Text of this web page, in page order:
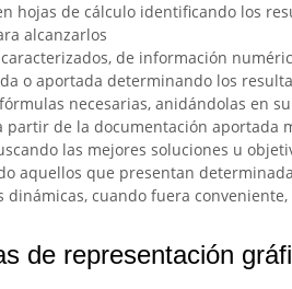
hojas de cálculo identificando los
alcanzarlos
de información
o aportada determinando los
necesarias, anidándolas en
partir de la documentación
las mejores soluciones u
aquellos que presentan
dinámicas, cuando fuera
de representación